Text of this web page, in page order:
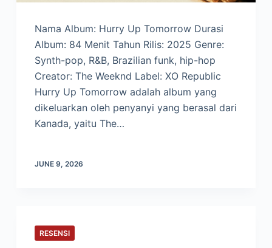
Nama Album: Hurry Up Tomorrow Durasi
Album: 84 Menit Tahun Rilis: 2025 Genre:
Synth-pop, R&B, Brazilian funk, hip-hop
Creator: The Weeknd Label: XO Republic
Hurry Up Tomorrow adalah album yang
dikeluarkan oleh penyanyi yang berasal dari
Kanada, yaitu The…
JUNE 9, 2026
RESENSI